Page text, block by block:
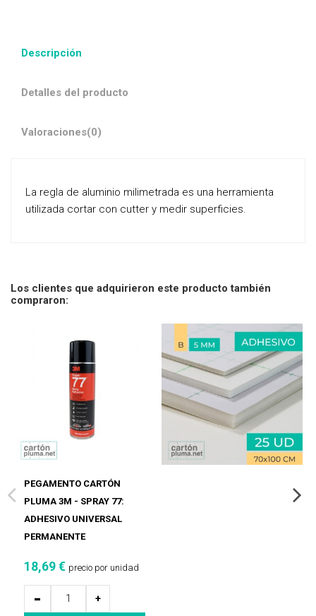
Descripción
Detalles del producto
Valoraciones(0)
La regla de aluminio milimetrada es una herramienta
utilizada cortar con cutter y medir superficies.
Los clientes que adquirieron este producto también
compraron:
PEGAMENTO CARTÓN
PLUMA 3M - SPRAY 77:
ADHESIVO UNIVERSAL
PERMANENTE
18,69 € precio por unidad
+
-